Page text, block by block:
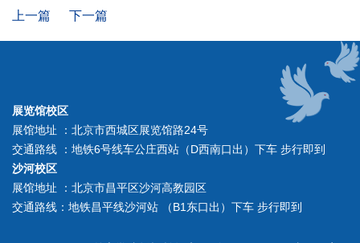
上一篇 下一篇
展览馆校区
展馆地址 ：北京市西城区展览馆路24号
交通路线 ：地铁6号线车公庄西站（D西南口出）下车 步行即到
沙河校区
展馆地址 ：北京市昌平区沙河高教园区
交通路线：地铁昌平线沙河站 （B1东口出）下车 步行即到